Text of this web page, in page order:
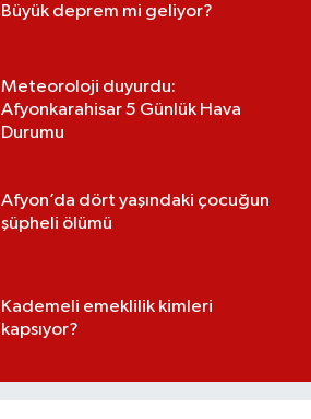
Büyük deprem mi geliyor?
Meteoroloji duyurdu:
Afyonkarahisar 5 Günlük Hava
Durumu
Afyon’da dört yaşındaki çocuğun
şüpheli ölümü
Kademeli emeklilik kimleri
kapsıyor?